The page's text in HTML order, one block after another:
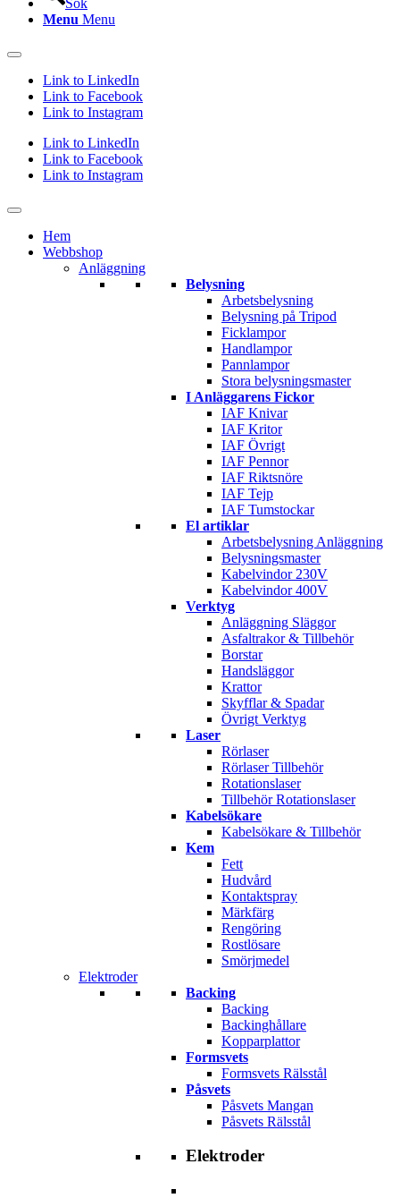
Menu Menu
Link to LinkedIn
Link to Facebook
Link to Instagram
Link to LinkedIn
Link to Facebook
Link to Instagram
Hem
Webbshop
Anläggning
Belysning
Arbetsbelysning
Belysning på Tripod
Ficklampor
Handlampor
Pannlampor
Stora belysningsmaster
I Anläggarens Fickor
IAF Knivar
IAF Kritor
IAF Övrigt
IAF Pennor
IAF Riktsnöre
IAF Tejp
IAF Tumstockar
El artiklar
Arbetsbelysning Anläggning
Belysningsmaster
Kabelvindor 230V
Kabelvindor 400V
Verktyg
Anläggning Släggor
Asfaltrakor & Tillbehör
Borstar
Handsläggor
Krattor
Skyfflar & Spadar
Övrigt Verktyg
Laser
Rörlaser
Rörlaser Tillbehör
Rotationslaser
Tillbehör Rotationslaser
Kabelsökare
Kabelsökare & Tillbehör
Kem
Fett
Hudvård
Kontaktspray
Märkfärg
Rengöring
Rostlösare
Smörjmedel
Elektroder
Backing
Backing
Backinghållare
Kopparplattor
Formsvets
Formsvets Rälsstål
Påsvets
Påsvets Mangan
Påsvets Rälsstål
Elektroder